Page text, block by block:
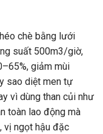
chè bằng lưới
suất 500m3/giờ,
giảm mùi
sao diệt men tự
vì dùng than củi như
toàn lao động mà
vị ngọt hậu đặc